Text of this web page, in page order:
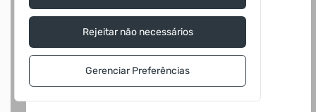
Rejeitar não necessários
Gerenciar Preferências